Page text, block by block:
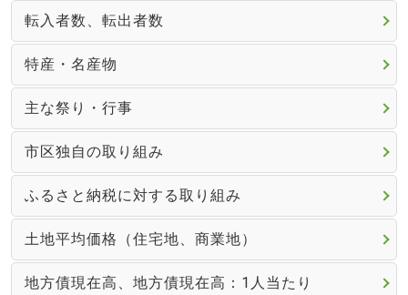
転入者数、転出者数
特産・名産物
主な祭り・行事
市区独自の取り組み
ふるさと納税に対する取り組み
土地平均価格（住宅地、商業地）
地方債現在高、地方債現在高：1人当たり